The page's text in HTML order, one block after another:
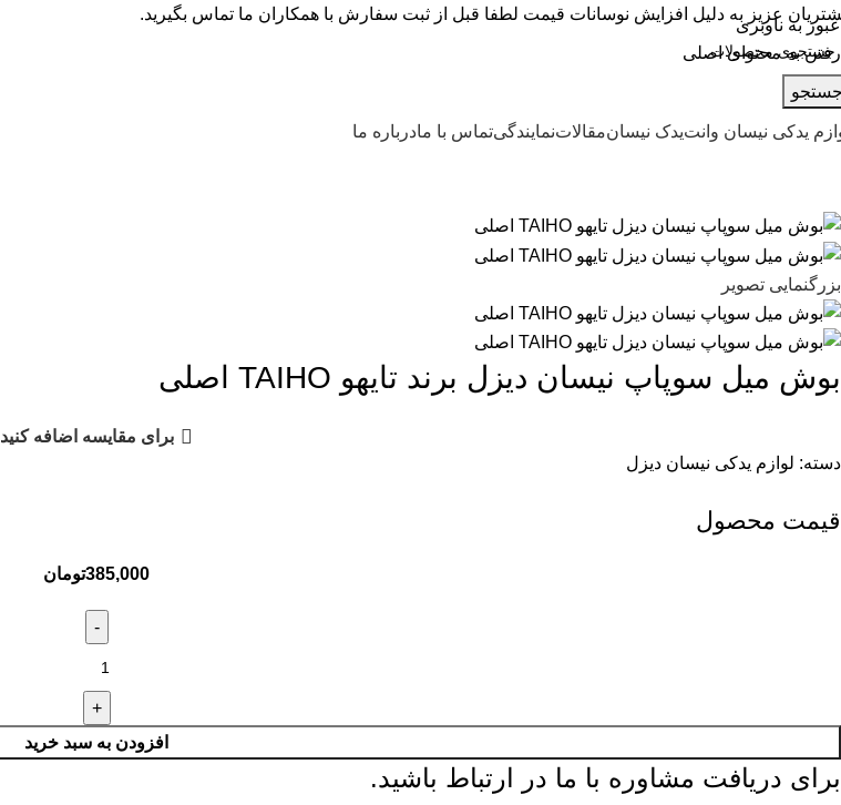
عبور به ناوبری
رفتن به محتوای اصلی
عزیز به دلیل افزایش نوسانات قیمت لطفا قبل از ثبت سفارش با همکاران ما تماس بگیرید.
یدکی نیسان وانتیدک نیسانمقالاتنمایندگیتماس با مادرباره ما
بزرگنمایی تصویر
بوش میل سوپاپ نیسان دیزل برند تایهو TAIHO اصلی
برای مقایسه اضافه کنید
دسته: لوازم یدکی نیسان دیزل
قیمت محصول
385,000تومان
افزودن به سبد خرید
برای دریافت مشاوره با ما در ارتباط باشید.